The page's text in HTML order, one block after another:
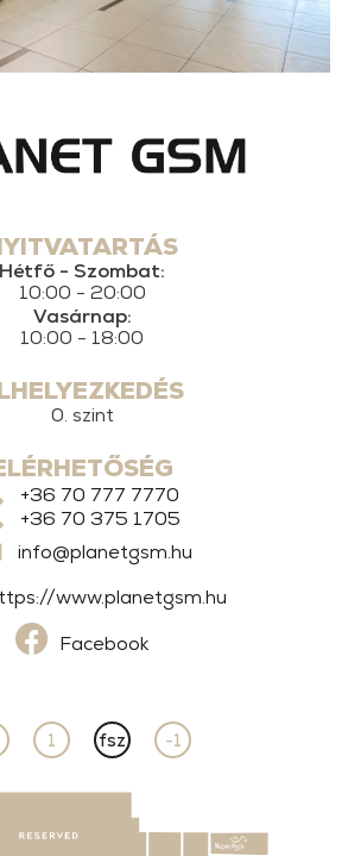
Hétfő - Szombat:
10:00 - 20:00
Vasárnap:
10:00 - 18:00
0. szint
+36 70 777 7770
+36 70 375 1705
info@planetgsm.hu
www.planetgsm.hu
Facebook
1 fsz -1